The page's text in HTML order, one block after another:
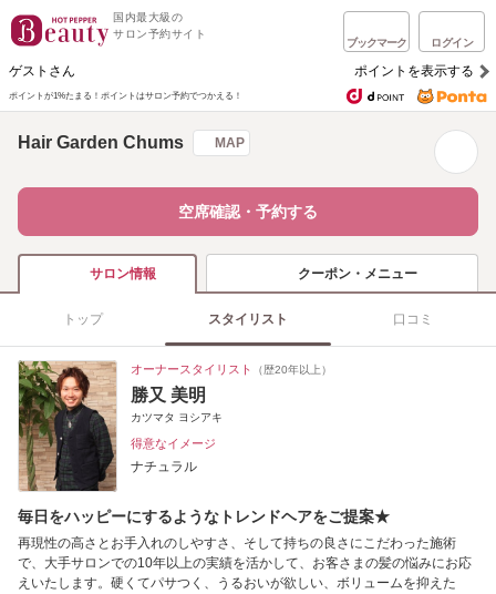
国内最大級の
サロン予約サイト
ブックマーク ログイン
ゲストさん ポイントを表示する
ポイントが1%たまる！ ポイントはサロン予約でつかえる！
Hair Garden Chums MAP
空席確認・予約する
サロン情報 クーポン・メニュー
トップ スタイリスト 口コミ
オーナースタイリスト （歴20年以上）
勝又 美明
カツマタ ヨシアキ
得意なイメージ
ナチュラル
毎日をハッピーにするようなトレンドヘアをご提案★
再現性の高さとお手入れのしやすさ、そして持ちの良さにこだわった施術
で、大手サロンでの10年以上の実績を活かして、お客さまの髪の悩みにお応
えいたします。硬くてパサつく、うるおいが欲しい、ボリュームを抑えた